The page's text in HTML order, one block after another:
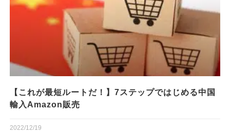
【これが最短ルートだ！】7ステップではじめる中国
輸入Amazon販売
2022/12/19